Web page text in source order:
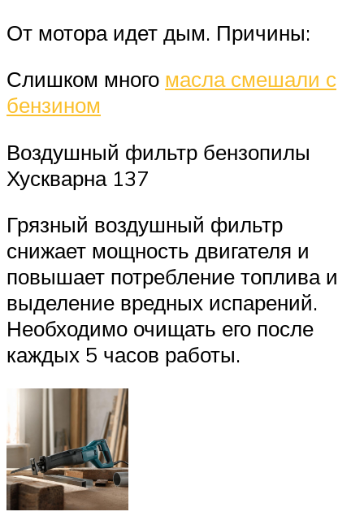
От мотора идет дым. Причины:
Слишком много масла смешали с
бензином
Воздушный фильтр бензопилы
Хускварна 137
Грязный воздушный фильтр
снижает мощность двигателя и
повышает потребление топлива и
выделение вредных испарений.
Необходимо очищать его после
каждых 5 часов работы.